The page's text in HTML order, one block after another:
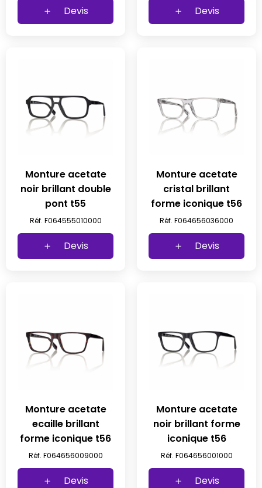
Devis Devis
Monture acetate
noir brillant double
pont t55
Réf. F064555010000
Devis
Monture acetate
cristal brillant
forme iconique t56
Réf. F064656036000
Devis
Monture acetate
ecaille brillant
forme iconique t56
Réf. F064656009000
Devis
Monture acetate
noir brillant forme
iconique t56
Réf. F064656001000
Devis